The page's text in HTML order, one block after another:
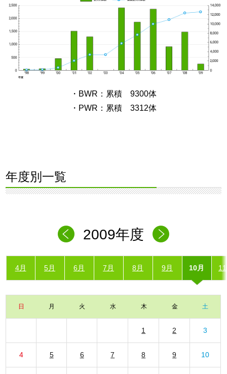
・BWR：累積 9300体
・PWR：累積 3312体
年度別一覧
2009年度
4月 5月 6月 7月 8月 9月 10月
日 月 火 水 木 金 土
1 2 3
4 5 6 7 8 9 10